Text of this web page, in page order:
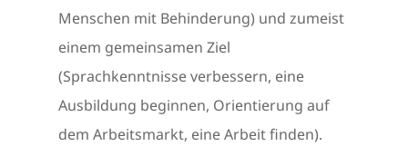
Menschen mit Behinderung) und zumeist
einem gemeinsamen Ziel
(Sprachkenntnisse verbessern, eine
Ausbildung beginnen, Orientierung auf
dem Arbeitsmarkt, eine Arbeit finden).